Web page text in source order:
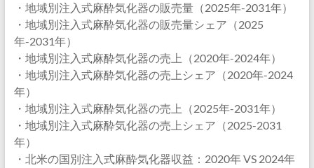
・地域別注入式麻酔気化器の販売量（2025年-2031年）
・地域別注入式麻酔気化器の販売量シェア（2025
年-2031年）
・地域別注入式麻酔気化器の売上（2020年-2024年）
・地域別注入式麻酔気化器の売上シェア（2020年-2024
年）
・地域別注入式麻酔気化器の売上（2025年-2031年）
・地域別注入式麻酔気化器の売上シェア（2025-2031
年）
・北米の国別注入式麻酔気化器収益：2020年 VS 2024年